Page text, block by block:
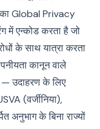
Global Privacy
में एन्कोड करता है जो
के साथ यात्रा करता
कानून वाले
— उदाहरण के लिए
(वर्जीनिया),
अनुभाग के बिना राज्यों